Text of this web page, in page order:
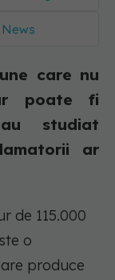
care nu
poate fi
studiat
ar
de 115.000
o
produce